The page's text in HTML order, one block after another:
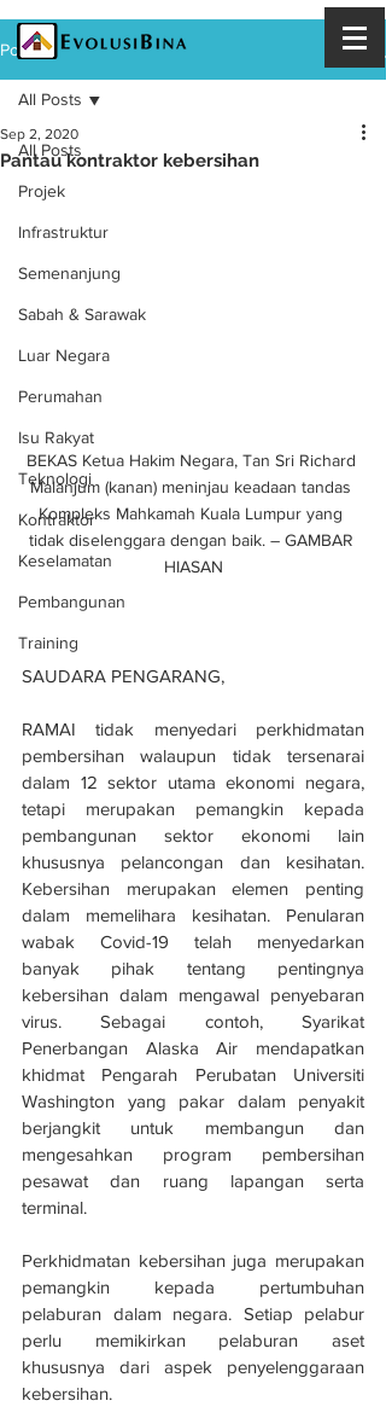
Post
All Posts
Projek
Infrastruktur
Semenanjung
Sabah & Sarawak
Luar Negara
Perumahan
Isu Rakyat
Teknologi
Kontraktor
Keselamatan
Pembangunan
Training
All Posts
Pantau kontraktor kebersihan
Sep 2, 2020
BEKAS Ketua Hakim Negara, Tan Sri Richard
Malanjum (kanan) meninjau keadaan tandas
Kompleks Mahkamah Kuala Lumpur yang
tidak diselenggara dengan baik. – GAMBAR
HIASAN
SAUDARA PENGARANG,
RAMAI tidak menyedari perkhidmatan
pembersihan walaupun tidak tersenarai
dalam 12 sektor utama ekonomi negara,
tetapi merupakan pemangkin kepada
pembangunan sektor ekonomi lain
khususnya pelancongan dan kesihatan.
Kebersihan merupakan elemen penting
dalam memelihara kesihatan. Penularan
wabak Covid-19 telah menyedarkan
banyak pihak tentang pentingnya
kebersihan dalam mengawal penyebaran
virus. Sebagai contoh, Syarikat
Penerbangan Alaska Air mendapatkan
khidmat Pengarah Perubatan Universiti
Washington yang pakar dalam penyakit
berjangkit untuk membangun dan
mengesahkan program pembersihan
pesawat dan ruang lapangan serta
terminal.
Perkhidmatan kebersihan juga merupakan
pemangkin kepada pertumbuhan
pelaburan dalam negara. Setiap pelabur
perlu memikirkan pelaburan aset
khususnya dari aspek penyelenggaraan
kebersihan.